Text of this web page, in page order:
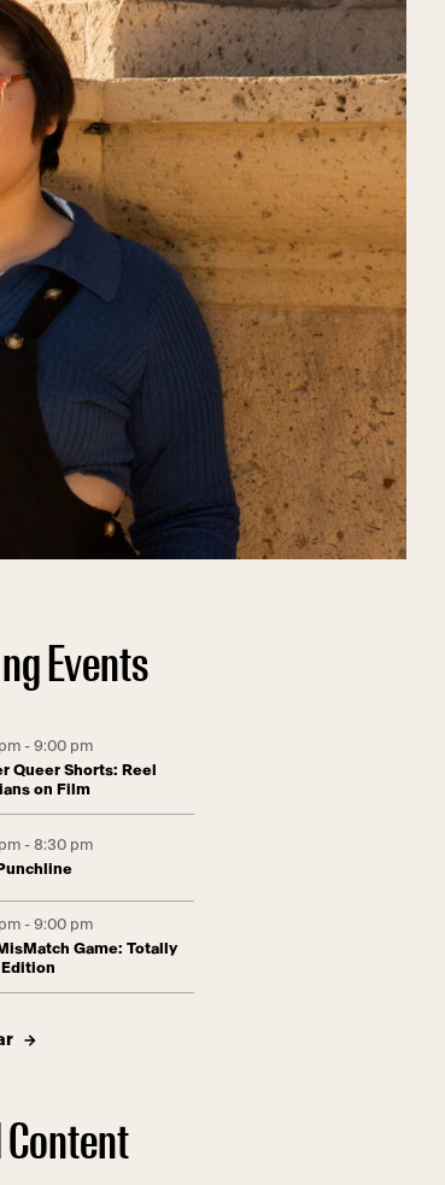
Events
- 9:00 pm
Queer Shorts: Reel
on Film
- 8:30 pm
- 9:00 pm
Game: Totally
Edition
Content